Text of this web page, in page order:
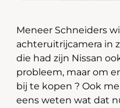
Meneer Schneiders
achteruitrijcamera in
die had zijn Nissan
probleem, maar om
bij te kopen ? Ook
eens weten wat dat